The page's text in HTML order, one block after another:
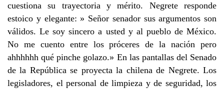
cuestiona su trayectoria y mérito. Negrete responde
estoico y elegante: » Señor senador sus argumentos son
válidos. Le soy sincero a usted y al pueblo de México.
No me cuento entre los próceres de la nación pero
ahhhhhh qué pinche golazo.» En las pantallas del Senado
de la República se proyecta la chilena de Negrete. Los
legisladores, el personal de limpieza y de seguridad, los